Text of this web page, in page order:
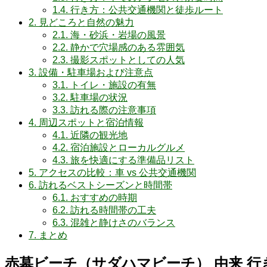
1.4. 行き方：公共交通機関と徒歩ルート
2. 見どころと自然の魅力
2.1. 海・砂浜・岩場の風景
2.2. 静かで穴場感のある雰囲気
2.3. 撮影スポットとしての人気
3. 設備・駐車場および注意点
3.1. トイレ・施設の有無
3.2. 駐車場の状況
3.3. 訪れる際の注意事項
4. 周辺スポットと宿泊情報
4.1. 近隣の観光地
4.2. 宿泊施設とローカルグルメ
4.3. 旅を快適にする準備品リスト
5. アクセスの比較：車 vs 公共交通機関
6. 訪れるベストシーズンと時間帯
6.1. おすすめの時期
6.2. 訪れる時間帯の工夫
6.3. 混雑と静けさのバランス
7. まとめ
赤墓ビーチ（サダハマビーチ） 由来 行